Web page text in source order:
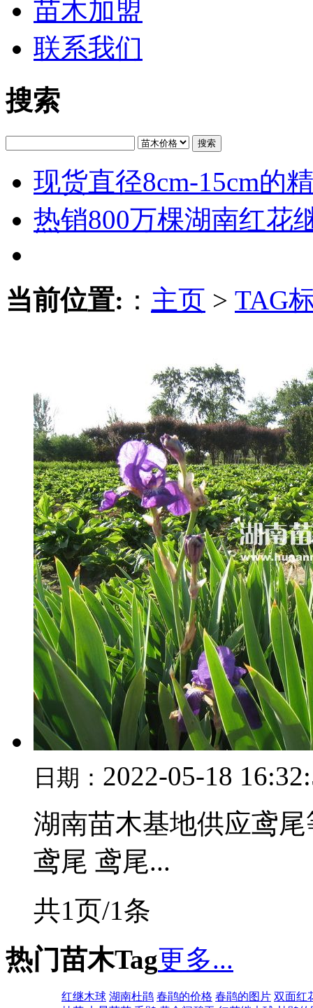
苗木加盟
联系我们
搜索
搜索
现货直径8cm-15cm的
热销800万棵湖南红花
当前位置: ： 主页 > TAG
日期： 2022-05-18
湖南苗木基地供应鸢
鸢尾 鸢尾...
共1页/1条
热门苗木Tag更多...
红继木球 湖南杜鹃 春鹃的价格 春鹃的图片 双面红